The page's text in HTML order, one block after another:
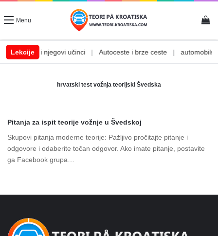
Menu
Lekcije
Alkohol i njegovi učinci Autoceste i brze ceste
hrvatski test vožnja teorijski Švedska
Pitanja za ispit teorije vožnje u Švedskoj
Skupovi pitanja moderne teorije: Pažljivo pročitajte pitanje i
odgovore i odaberite točan odgovor. Ako imate pitanje, postavite
ga Facebook grupa…